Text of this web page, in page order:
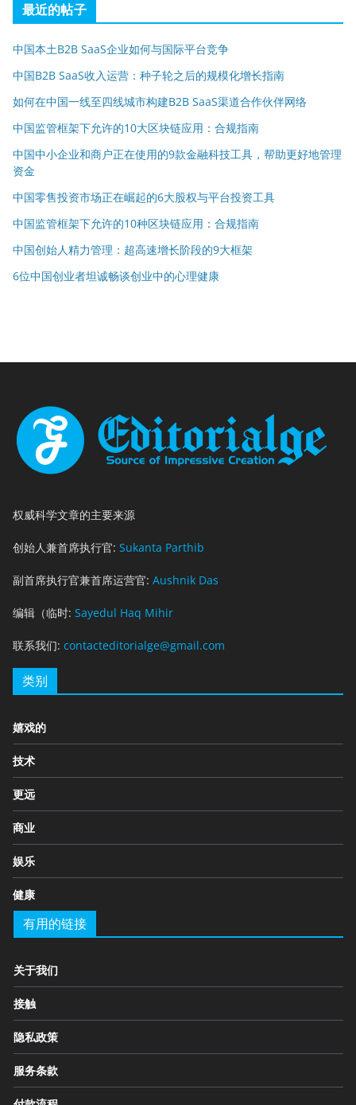
最近的帖子
中国本土B2B SaaS企业如何与国际平台竞争
中国B2B SaaS收入运营：种子轮之后的规模化增长指南
如何在中国一线至四线城市构建B2B SaaS渠道合作伙伴网络
中国监管框架下允许的10大区块链应用：合规指南
中国中小企业和商户正在使用的9款金融科技工具，帮助更好地管理
资金
中国零售投资市场正在崛起的6大股权与平台投资工具
中国监管框架下允许的10种区块链应用：合规指南
中国创始人精力管理：超高速增长阶段的9大框架
6位中国创业者坦诚畅谈创业中的心理健康
权威科学文章的主要来源
创始人兼首席执行官: Sukanta Parthib
副首席执行官兼首席运营官: Aushnik Das
编辑（临时: Sayedul Haq Mihir
联系我们: contacteditorialge@gmail.com
类别
嬉戏的
技术
更远
商业
娱乐
健康
有用的链接
关于我们
接触
隐私政策
服务条款